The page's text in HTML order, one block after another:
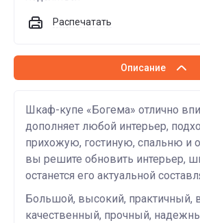
Распечатать
Описание
Шкаф-купе «Богема» отлично
дополняет любой интерьер,
прихожую, гостиную, спальню и
вы решите обновить интерьер,
останется его актуальной
Большой, высокий, практичный,
качественный, прочный,